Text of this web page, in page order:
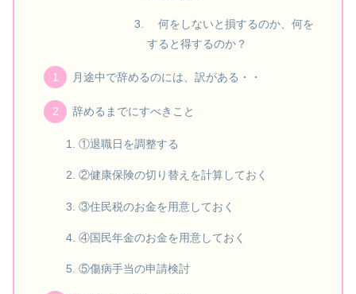
何をしないと損するのか、何を
すると得するのか？
月途中で辞めるのには、訳がある・・
辞めるまでにすべきこと
①退職日を調整する
②健康保険の切り替えを計算しておく
③住民税のお金を用意しておく
④国民年金のお金を用意しておく
⑤傷病手当の申請検討